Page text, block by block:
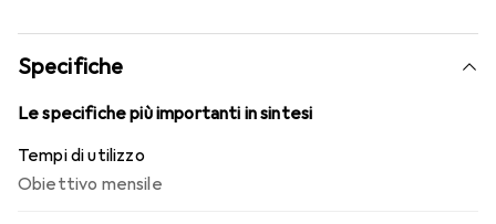
conosci. Comfort e libertà da fastidi per tutto il giorno
con le lenti mensili.
Specifiche
Le specifiche più importanti in sintesi
Tempi di utilizzo
Obiettivo mensile